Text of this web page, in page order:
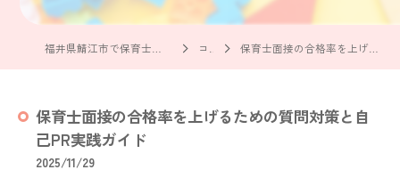
コラム 保育士面接の合格率を上げるための質問対策と自己PR実践ガイド
保育士面接の合格率を上げるための質問対策と自
己PR実践ガイド
2025/11/29